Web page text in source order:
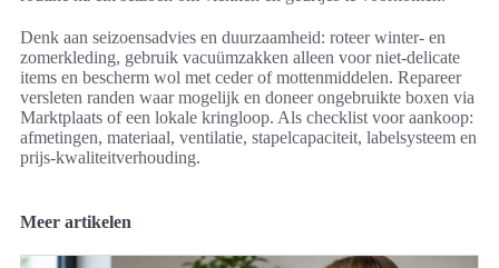
Denk aan seizoensadvies en duurzaamheid: roteer winter- en
zomerkleding, gebruik vacuümzakken alleen voor niet-delicate
items en bescherm wol met ceder of mottenmiddelen. Repareer
versleten randen waar mogelijk en doneer ongebruikte boxen via
Marktplaats of een lokale kringloop. Als checklist voor aankoop:
afmetingen, materiaal, ventilatie, stapelcapaciteit, labelsysteem en
prijs-kwaliteitverhouding.
Meer artikelen